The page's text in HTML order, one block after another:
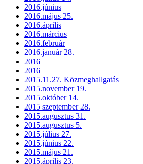
2016.június
2016.május 25.
2016.április
2016.március
2016.február
2016.január 28.
2016
2016
2015.11.27. Közmeghallgatás
2015.november 19.
2015.október 14.
2015 szeptember 28.
2015.augusztus 31.
2015.augusztus 5.
2015.július 27.
2015.június 22.
2015.május 21.
2015.április 23.